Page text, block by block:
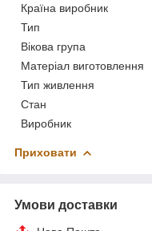
Країна виробник
Тип
Вікова група
Матеріал виготовлення
Тип живлення
Стан
Виробник
Приховати
Умови доставки